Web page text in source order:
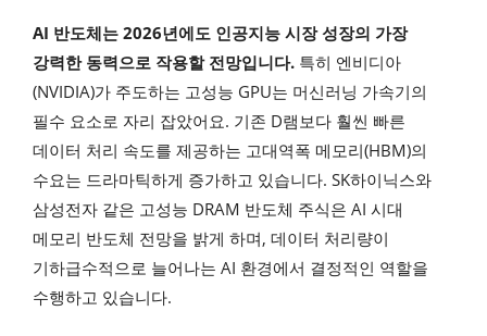
AI 반도체는 2026년에도 인공지능 시장 성장의 가장
강력한 동력으로 작용할 전망입니다. 특히 엔비디아
(NVIDIA)가 주도하는 고성능 GPU는 머신러닝 가속기의
필수 요소로 자리 잡았어요. 기존 D램보다 훨씬 빠른
데이터 처리 속도를 제공하는 고대역폭 메모리(HBM)의
수요는 드라마틱하게 증가하고 있습니다. SK하이닉스와
삼성전자 같은 고성능 DRAM 반도체 주식은 AI 시대
메모리 반도체 전망을 밝게 하며, 데이터 처리량이
기하급수적으로 늘어나는 AI 환경에서 결정적인 역할을
수행하고 있습니다.